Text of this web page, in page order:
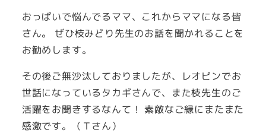
おっぱいで悩んでるママ、これからママになる皆
さん。 ぜひ枝みどり先生のお話を聞かれることを
お勧めします。
その後ご無沙汰しておりましたが、レオピンでお
世話になっているタカギさんで、また枝先生のご
活躍をお聞きするなんて！ 素敵なご縁にまたまた
感激です。（Ｔさん）